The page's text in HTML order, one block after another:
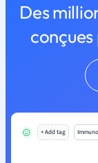
Des
+ Add tag